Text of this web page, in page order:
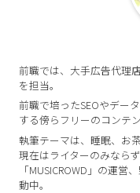
前職では、大手広告代理
を担当。
前職で培ったSEOやデー
する傍らフリーのコンテ
執筆テーマは、睡眠、お
現在はライターのみなら
「MUSICROWD」の運
動中。